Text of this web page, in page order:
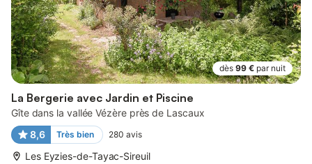
dès 99 € par nuit
La Bergerie avec Jardin et Piscine
Gîte dans la vallée Vézère près de Lascaux
8,6
Très bien 280 avis
Les Eyzies-de-Tayac-Sireuil